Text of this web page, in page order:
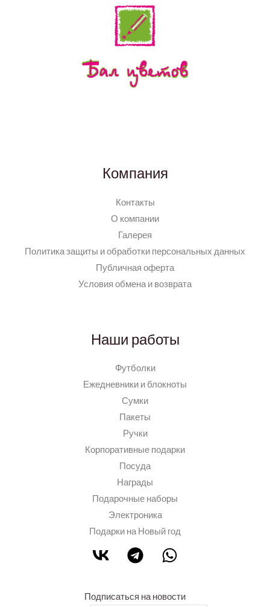
Компания
Контакты
О компании
Галерея
Политика защиты и обработки персональных данных
Публичная оферта
Условия обмена и возврата
Наши работы
Футболки
Ежедневники и блокноты
Сумки
Пакеты
Ручки
Корпоративные подарки
Посуда
Награды
Подарочные наборы
Электроника
Подарки на Новый год
Подписаться на новости